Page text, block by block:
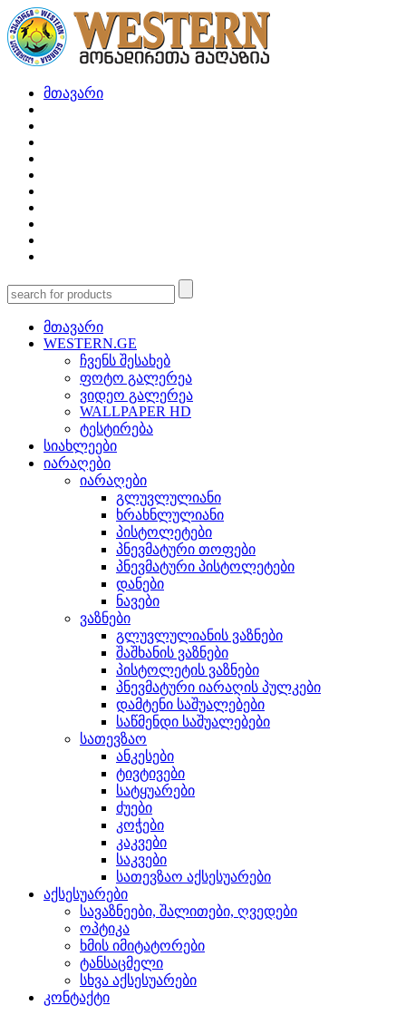
მთავარი
მთავარი
WESTERN.GE
ჩვენს შესახებ
ფოტო გალერეა
ვიდეო გალერეა
WALLPAPER HD
ტესტირება
სიახლეები
იარაღები
იარაღები
გლუვლულიანი
ხრახნლულიანი
პისტოლეტები
პნევმატური თოფები
პნევმატური პისტოლეტები
დანები
ნავები
ვაზნები
გლუვლულიანის ვაზნები
შაშხანის ვაზნები
პისტოლეტის ვაზნები
პნევმატური იარაღის პულკები
დამტენი საშუალებები
საწმენდი საშუალებები
სათევზაო
ანკესები
ტივტივები
სატყუარები
ძუები
კოჭები
კაკვები
საკვები
სათევზაო აქსესუარები
აქსესუარები
სავაზნეები, შალითები, ღვედები
ოპტიკა
ხმის იმიტატორები
ტანსაცმელი
სხვა აქსესუარები
კონტაქტი